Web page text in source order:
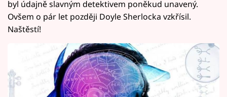
byl údajně slavným detektivem poněkud unavený.
Ovšem o pár let později Doyle Sherlocka vzkřísil.
Naštěstí!